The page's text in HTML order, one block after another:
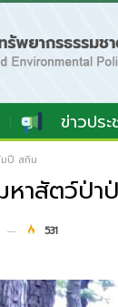
ข่าวปร
ปี สกิน
าสัตว์ป่า
531